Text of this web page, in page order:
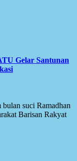
Gelar Santunan
suci Ramadhan
Barisan Rakyat